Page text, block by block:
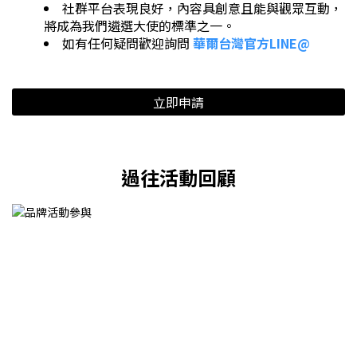
社群平台表現良好，內容具創意且能與觀眾互動，
將成為我們遴選大使的標準之一。
如有任何疑問歡迎詢問 華爾台灣官方LINE@
立即申請
過往活動回顧